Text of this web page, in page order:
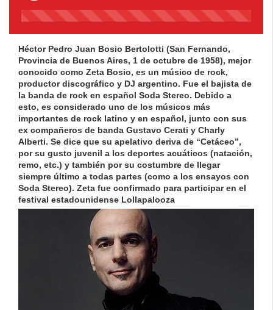
45%
Héctor Pedro Juan Bosio Bertolotti (San Fernando,
Provincia de Buenos Aires, 1 de octubre de 1958), mejor
conocido como Zeta Bosio, es un músico de rock,
productor discográfico y DJ argentino. Fue el bajista de
la banda de rock en español Soda Stereo. Debido a
esto, es considerado uno de los músicos más
importantes de rock latino y en español, junto con sus
ex compañeros de banda Gustavo Cerati y Charly
Alberti. Se dice que su apelativo deriva de “Cetáceo”,
por su gusto juvenil a los deportes acuáticos (natación,
remo, etc.) y también por su costumbre de llegar
siempre último a todas partes (como a los ensayos con
Soda Stereo). Zeta fue confirmado para participar en el
festival estadounidense Lollapalooza